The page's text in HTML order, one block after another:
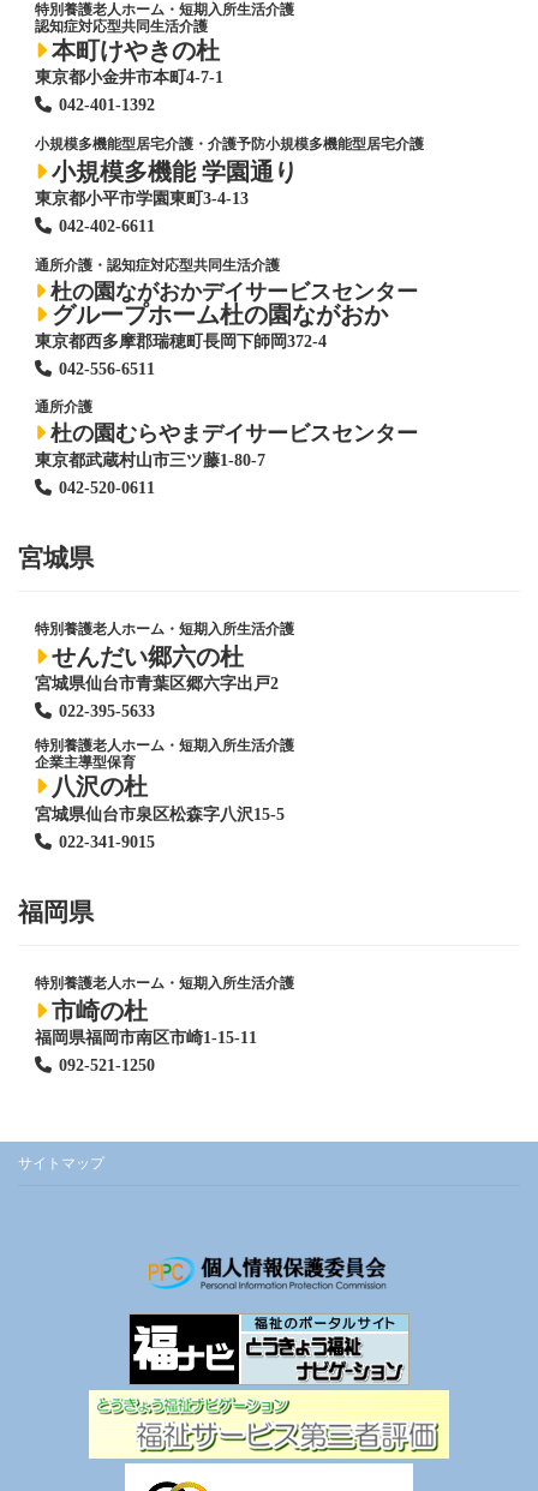
特別養護老人ホーム ・短期入所生活介護
認知症対応型共同生活介護
本町けやきの杜
東京都小金井市本町4-7-1
042-401-1392
小規模多機能型居宅介護・介護予防小規模多機能型居宅介護
小規模多機能 学園通り
東京都小平市学園東町3-4-13
042-402-6611
通所介護・認知症対応型共同生活介護
杜の園ながおかデイサービスセンター
グループホーム杜の園ながおか
東京都西多摩郡瑞穂町長岡下師岡372-4
042-556-6511
通所介護
杜の園むらやまデイサービスセンター
東京都武蔵村山市三ツ藤1-80-7
042-520-0611
宮城県
特別養護老人ホーム ・短期入所生活介護
せんだい郷六の杜
宮城県仙台市青葉区郷六字出戸2
022-395-5633
特別養護老人ホーム ・短期入所生活介護
企業主導型保育
八沢の杜
宮城県仙台市泉区松森字八沢15-5
022-341-9015
福岡県
特別養護老人ホーム ・短期入所生活介護
市崎の杜
福岡県福岡市南区市崎1-15-11
092-521-1250
サイトマップ